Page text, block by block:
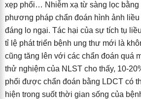
xẹp phổi… Nhiễm xạ từ sàng lọc bằng
phương pháp chẩn đoán hình ảnh liều
đáng lo ngại. Tác hại của sự tích tụ
tỉ lệ phát triển bệnh ung thư mới là
cũng tăng lên với các chẩn đoán quá
thử nghiệm của NLST cho thấy, 10-
phổi được chẩn đoán bằng LDCT có
hiện trong suốt thời gian sống của